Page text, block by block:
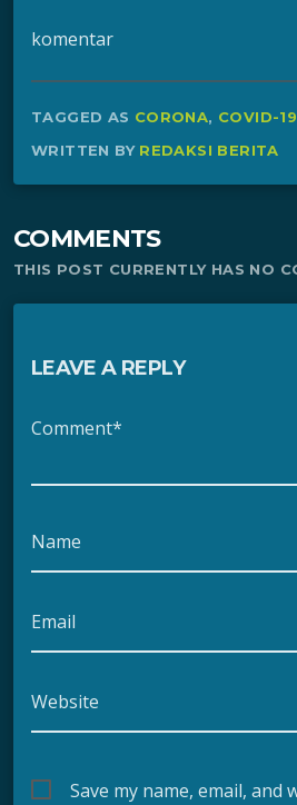
komentar
TAGGED AS CORONA, COVID-19
WRITTEN BY REDAKSI BERITA
COMMENTS
THIS POST CURRENTLY HAS NO
LEAVE A REPLY
Comment*
Name
Email
Website
Save my name, email, and